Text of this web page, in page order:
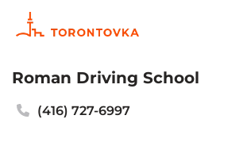
Roman Driving School
(416) 727-6997